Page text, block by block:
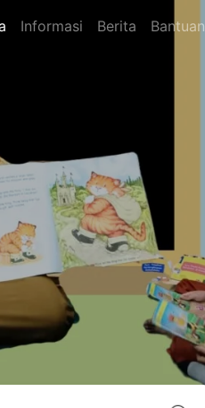
Informasi Berita Bantuan